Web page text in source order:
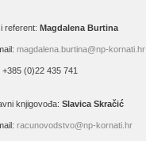
referent: Magdalena Burtina
magdalena.burtina@np-kornati.hr
+385 (0)22 435 741
knjigovođa: Slavica Skračić
racunovodstvo@np-kornati.hr